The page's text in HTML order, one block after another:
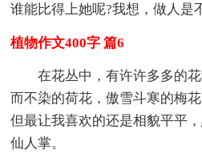
谁能比得上她呢?我想，做人是
植物作文400字 篇6
在花丛中，有许许多多的
而不染的荷花，傲雪斗寒的梅
但最让我喜欢的还是相貌平平
仙人掌。